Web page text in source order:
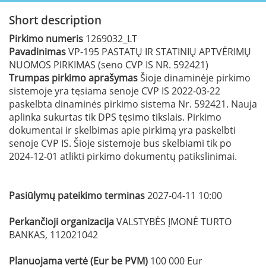
Short description
Pirkimo numeris 1269032_LT
PavadinimasVP-195 PASTATŲ IR STATINIŲ APTVĖRIMŲ
NUOMOS PIRKIMAS (seno CVP IS NR. 592421)
Trumpas pirkimo aprašymasŠioje dinaminėje pirkimo
sistemoje yra tęsiama senoje CVP IS 2022-03-22
paskelbta dinaminės pirkimo sistema Nr. 592421. Nauja
aplinka sukurtas tik DPS tęsimo tikslais. Pirkimo
dokumentai ir skelbimas apie pirkimą yra paskelbti
senoje CVP IS. Šioje sistemoje bus skelbiami tik po
2024-12-01 atlikti pirkimo dokumentų patikslinimai.
Pasiūlymų pateikimo terminas2027-04-11 10:00
Perkančioji organizacijaVALSTYBĖS ĮMONĖ TURTO
BANKAS, 112021042
Planuojama vertė (Eur be PVM) 100 000 Eur